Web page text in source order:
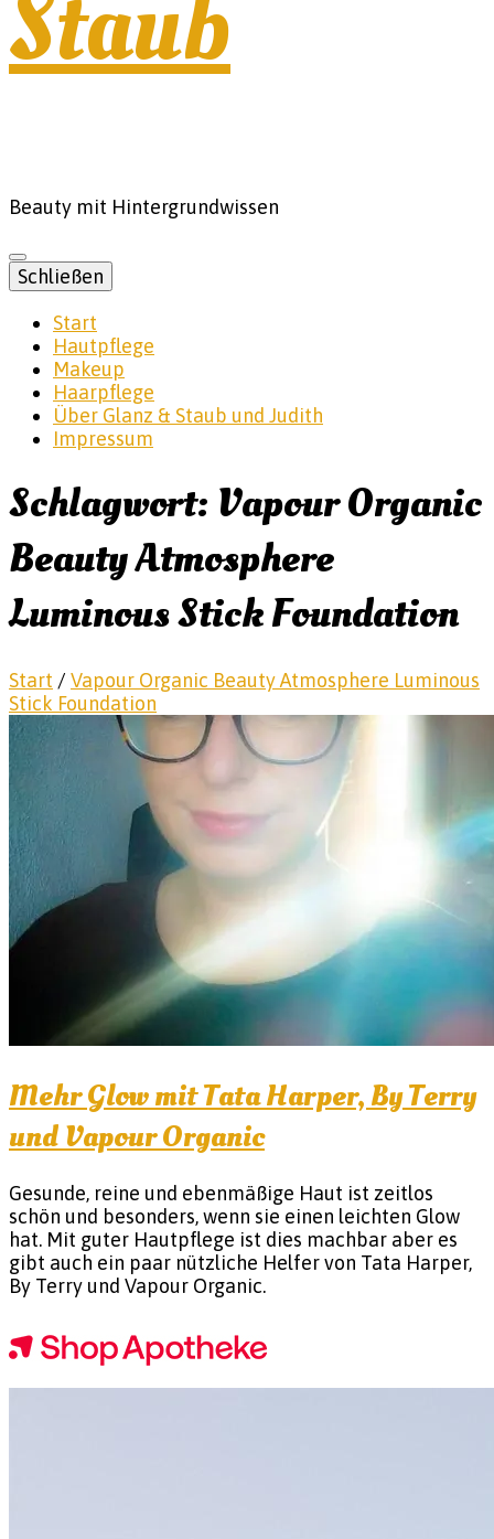
Staub
Beauty mit Hintergrundwissen
Schließen
Start
Hautpflege
Makeup
Haarpflege
Über Glanz & Staub und Judith
Impressum
Schlagwort: Vapour Organic
Beauty Atmosphere
Luminous Stick Foundation
Start / Vapour Organic Beauty Atmosphere Luminous
Stick Foundation
Mehr Glow mit Tata Harper, By Terry
und Vapour Organic
Gesunde, reine und ebenmäßige Haut ist zeitlos
schön und besonders, wenn sie einen leichten Glow
hat. Mit guter Hautpflege ist dies machbar aber es
gibt auch ein paar nützliche Helfer von Tata Harper,
By Terry und Vapour Organic.